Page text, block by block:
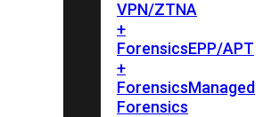
VPN/ZTNA
+
ForensicsEPP/APT
+
ForensicsManaged
Forensics